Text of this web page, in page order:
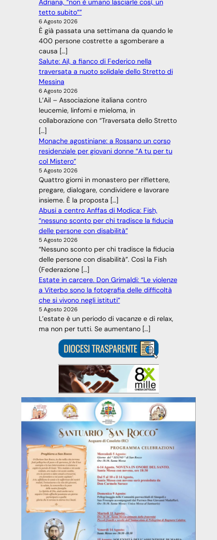
Adriana, “non è umano lasciarle così, un
tetto subito””
6 Agosto 2026
È già passata una settimana da quando le
400 persone costrette a sgomberare a
causa […]
Salute: Ail, a fianco di Federico nella
traversata a nuoto solidale dello Stretto di
Messina
6 Agosto 2026
L’Ail – Associazione italiana contro
leucemie, linfomi e mieloma, in
collaborazione con “Traversata dello Stretto
[…]
Monache agostiniane: a Rossano un corso
residenziale per giovani donne “A tu per tu
col Mistero”
5 Agosto 2026
Quattro giorni in monastero per riflettere,
pregare, dialogare, condividere e lavorare
insieme. È la proposta […]
Abusi a centro Anffas di Modica: Fish,
“nessuno sconto per chi tradisce la fiducia
delle persone con disabilità”
5 Agosto 2026
“Nessuno sconto per chi tradisce la fiducia
delle persone con disabilità”. Così la Fish
(Federazione […]
Estate in carcere. Don Grimaldi: “Le violenze
a Viterbo sono la fotografia delle difficoltà
che si vivono negli istituti”
5 Agosto 2026
L’estate è un periodo di vacanze e di relax,
ma non per tutti. Se aumentano […]